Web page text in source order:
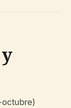
octubre)